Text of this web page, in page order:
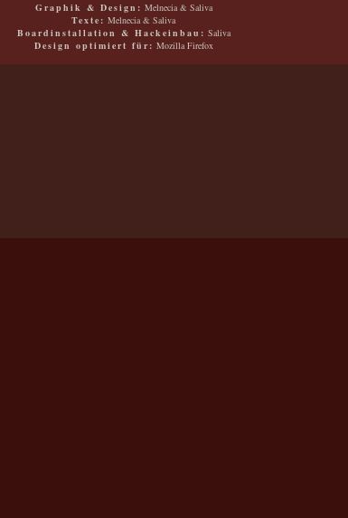
Graphik & Design: Melnecia & Saliva
Texte: Melnecia & Saliva
Boardinstallation & Hackeinbau: Saliva
Design optimiert für: Mozilla Firefox